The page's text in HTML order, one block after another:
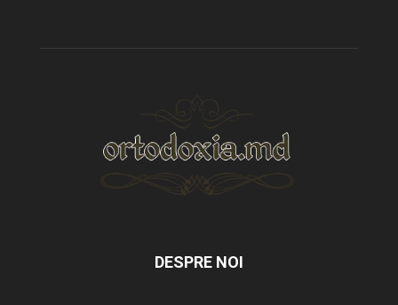
DESPRE NOI